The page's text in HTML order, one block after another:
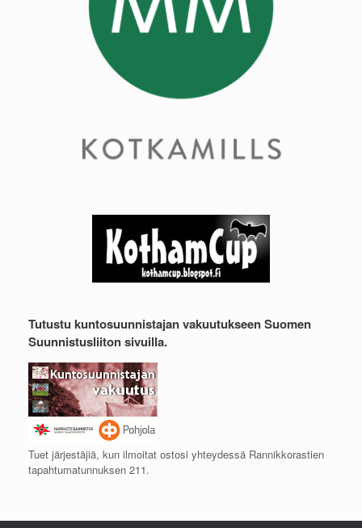
Tutustu kuntosuunnistajan vakuutukseen Suomen
Suunnistusliiton sivuilla.
Tuet järjestäjiä, kun ilmoitat ostosi yhteydessä Rannikkorastien
tapahtumatunnuksen 211.